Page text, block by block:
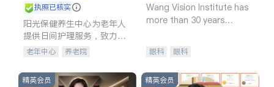
执照已核实
阳光保健养生中心为老年人
提供日间护理服务，致力于
通过持续的护理创新来有效
老年中心 养老院
Wang Vision Institute has
more than 30 years
眼科 眼科
精英会员 精英会员